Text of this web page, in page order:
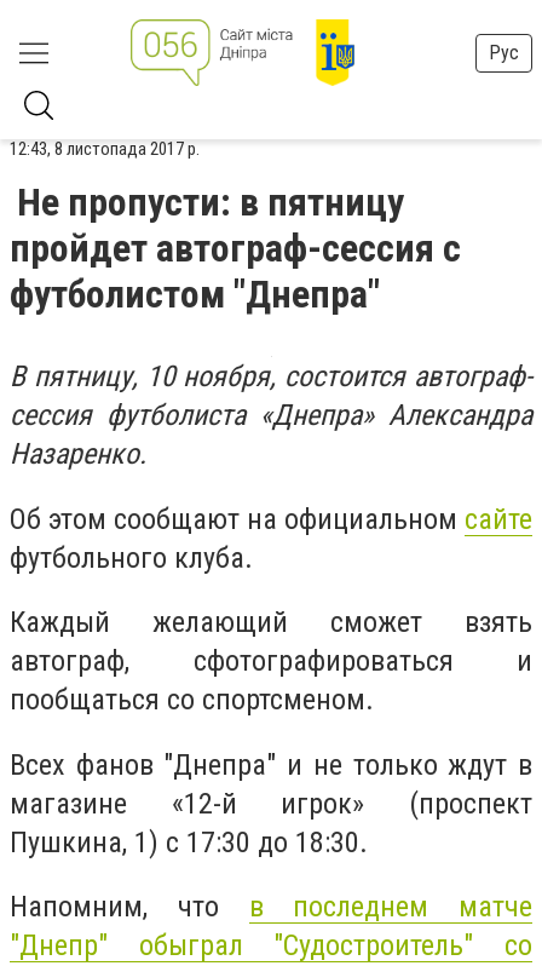
Рус
12:43, 8 листопада 2017 р.
Не пропусти: в пятницу
пройдет автограф-сессия с
футболистом "Днепра"
В пятницу, 10 ноября, состоится автограф-
сессия футболиста «Днепра» Александра
Назаренко.
Об этом сообщают на официальном сайте
футбольного клуба.
Каждый желающий сможет взять
автограф, сфотографироваться и
пообщаться со спортсменом.
Всех фанов "Днепра" и не только ждут в
магазине «12-й игрок» (проспект
Пушкина, 1) с 17:30 до 18:30.
Напомним, что в последнем матче
"Днепр" обыграл "Судостроитель" со